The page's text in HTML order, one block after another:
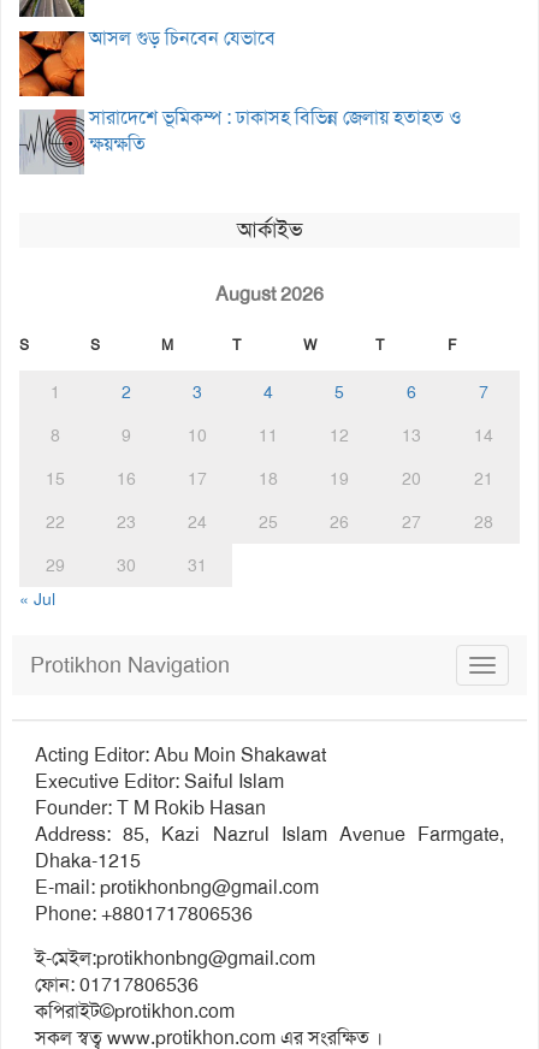
আসল গুড় চিনবেন যেভাবে
সারাদেশে ভূমিকম্প : ঢাকাসহ বিভিন্ন জেলায় হতাহত ও
ক্ষয়ক্ষতি
আর্কাইভ
August 2026
S S M T W T F
1 2 3 4 5 6
7
8
9 10 11 12 13
14
15
16 17 18 19 20
21
22
23 24 25 26 27
28
29
30
31
« Jul
Toggle
Protikhon Navigation
Acting Editor: Abu Moin Shakawat
Executive Editor: Saiful Islam
Founder: T M Rokib Hasan
Address: 85, Kazi Nazrul Islam Avenue Farmgate,
Dhaka-1215
E-mail:protikhonbng@gmail.com
Phone: +8801717806536
ই-মেইল:protikhonbng@gmail.com
ফোন: 01717806536
কপিরাইট©protikhon.com
সকল স্বত্ব www.protikhon.com এর সংরক্ষিত ।